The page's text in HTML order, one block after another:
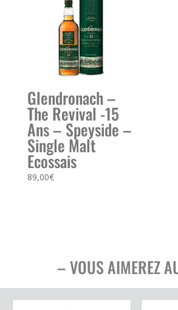
Glendronach –
The Revival -15
Ans – Speyside –
Single Malt
Ecossais
89,00€
– VOUS AIMEREZ